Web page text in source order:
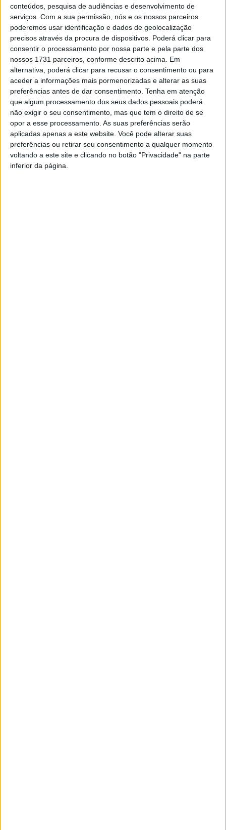
conteúdos, pesquisa de audiências e desenvolvimento de
serviços. Com a sua permissão, nós e os nossos parceiros
poderemos usar identificação e dados de geolocalização
precisos através da procura de dispositivos. Poderá clicar para
consentir o processamento por nossa parte e pela parte dos
nossos 1731 parceiros, conforme descrito acima. Em
alternativa, poderá clicar para recusar o consentimento ou para
aceder a informações mais pormenorizadas e alterar as suas
preferências antes de dar consentimento. Tenha em atenção
que algum processamento dos seus dados pessoais poderá
não exigir o seu consentimento, mas que tem o direito de se
opor a esse processamento. As suas preferências serão
aplicadas apenas a este website. Você pode alterar suas
preferências ou retirar seu consentimento a qualquer momento
voltando a este site e clicando no botão "Privacidade" na parte
inferior da página.
reunir para avaliar a situação, tendo a empresa público já
adiantado a informação que o estrago é grande e vai
obrigar a que seja feito um projeto de execução para a
reposição das condições de circulação, que deverá
passar pela “reposição dos sistemas de drenagem,
estabilização dos taludes e construção de muros de
suporte, bem como a reconstrução da plataforma
rodoviária”.
Esta e outras notícias para ouvir na Estação Diária – 96.8
FM ou emwww.968.fm